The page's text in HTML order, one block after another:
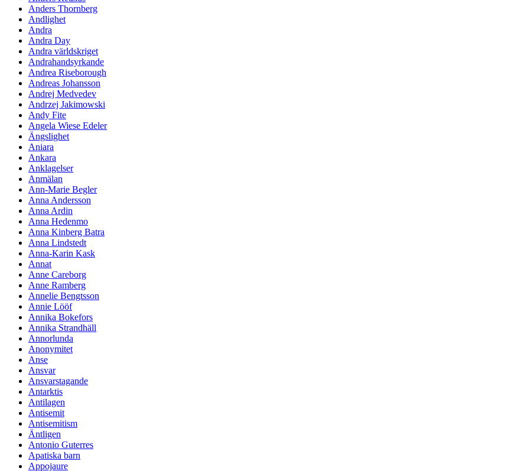
Anders Thornberg
Andlighet
Andra
Andra Day
Andra världskriget
Andrahandsyrkande
Andrea Riseborough
Andreas Johansson
Andrej Medvedev
Andrzej Jakimowski
Andy Fite
Angela Wiese Edeler
Ängslighet
Aniara
Ankara
Anklagelser
Anmälan
Ann-Marie Begler
Anna Andersson
Anna Ardin
Anna Hedenmo
Anna Kinberg Batra
Anna Lindstedt
Anna-Karin Kask
Annat
Anne Careborg
Anne Ramberg
Annelie Bengtsson
Annie Lööf
Annika Bokefors
Annika Strandhäll
Annorlunda
Anonymitet
Anse
Ansvar
Ansvarstagande
Antarktis
Antilagen
Antisemit
Antisemitism
Äntligen
Antonio Guterres
Apatiska barn
Appojaure